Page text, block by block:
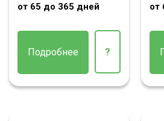
от 65 до 365 дней
Подробнее ?
от